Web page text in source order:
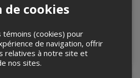
QC
19h
15 octobre 2026, 19h00
Le Baratineur, Longueuil, QC
cookies
témoins (cookies) pour
de navigation, offrir
relatives à notre site et
nos sites.